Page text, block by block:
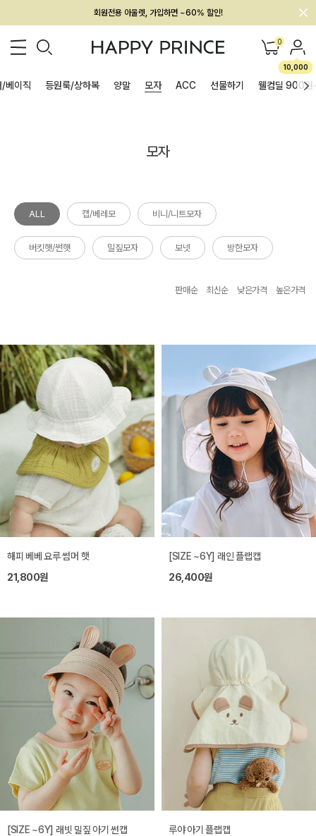
회원전용 아울렛, 가입하면 ~60% 할인!
멤버십 최대 28,000원 혜택 0
10,000
/베이직 등원룩/상하복 양말 모자 ACC 선물하기 웰컴딜 900원
모자
ALL 캡/베레모 비니/니트모자
버킷햇/썬햇 밀짚모자 보넷 방한모자
판매순 최신순 낮은가격 높은가격
해피 베베 요루 썸머 햇
21,800원
[SIZE ~6Y] 래인 플랩캡
26,400원
[SIZE ~6Y] 래빗 밀짚 아기 썬캡 루야 아기 플랩캡